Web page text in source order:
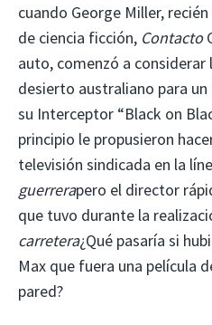
cuando George Miller,
de ciencia ficción, Contacto
auto, comenzó a considerar
desierto australiano para
su Interceptor “Black on
principio le propusieron
televisión sindicada en la
guerrerapero el director
que tuvo durante la
carretera¿Qué pasaría si
Max que fuera una película
pared?